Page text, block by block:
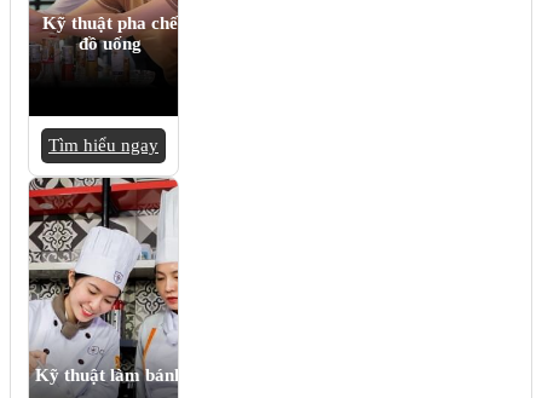
Kỹ thuật pha chế
đồ uống
Tìm hiểu ngay
Kỹ thuật làm bánh